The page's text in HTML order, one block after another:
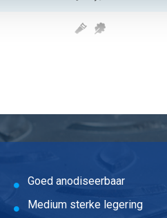
Goed anodiseerbaar
Medium sterke legering